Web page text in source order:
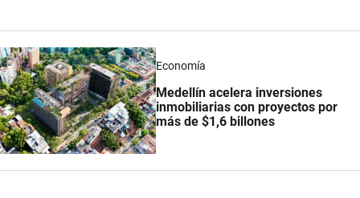
Economía
Medellín acelera inversiones
inmobiliarias con proyectos por
más de $1,6 billones